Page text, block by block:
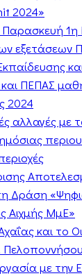
2024»
εξετάσεων
ΠΕΠΑΣ
2024
αλλαγές με
Δράση
Αιχμής ΜμΕ»
και το
με την